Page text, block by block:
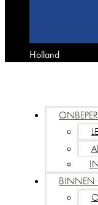
Holland
BINNEN